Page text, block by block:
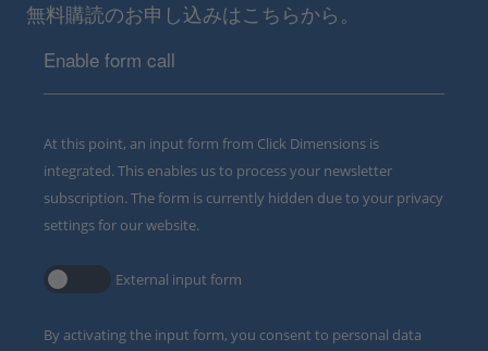
無料購読のお申し込みはこちらから。
Enable form call
At this point, an input form from Click Dimensions is
integrated. This enables us to process your newsletter
subscription. The form is currently hidden due to your privacy
settings for our website.
External input form
By activating the input form, you consent to personal data